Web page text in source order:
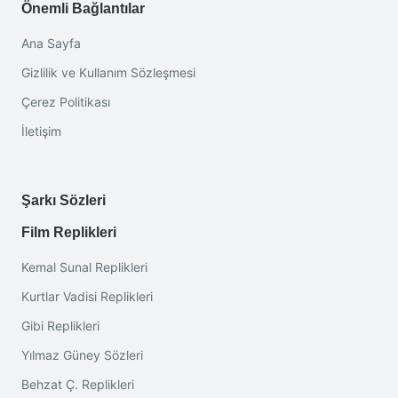
Önemli Bağlantılar
Ana Sayfa
Gizlilik ve Kullanım Sözleşmesi
Çerez Politikası
İletişim
Şarkı Sözleri
Film Replikleri
Kemal Sunal Replikleri
Kurtlar Vadisi Replikleri
Gibi Replikleri
Yılmaz Güney Sözleri
Behzat Ç. Replikleri